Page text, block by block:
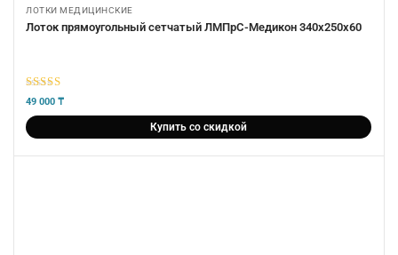
ЛОТКИ МЕДИЦИНСКИЕ
Лоток прямоугольный сетчатый ЛМПрС-Медикон 340х250х60
5из 5
49 000 ₸
Купить со скидкой